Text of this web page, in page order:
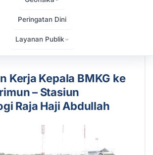
Peringatan Dini
Layanan Publik
Kerja Kepala BMKG ke
– Stasiun
Raja Haji Abdullah